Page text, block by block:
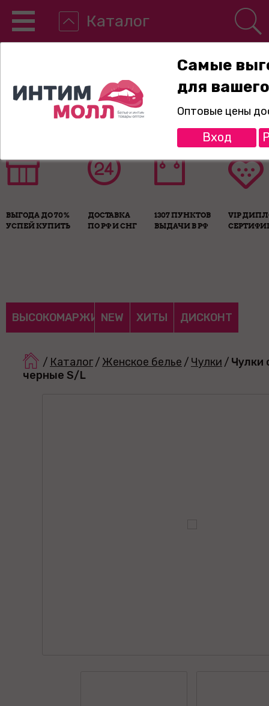
Каталог
8-800-775-89-65
ВЫГОДА ДО 70%
УСПЕЙ КУПИТЬ
ДОСТАВКА
ПО РФ И СНГ
1307 ПУНКТОВ
ВЫДАЧИ В РФ
VIP
ВЫСОКОМАРЖИНАЛЬНЫЕ
NEW ХИТЫ ДИСКОНТ
/ Каталог/ Женское белье / Чулки / Чулки
черные S/L
Самые
для
Оптовые цены
Вход